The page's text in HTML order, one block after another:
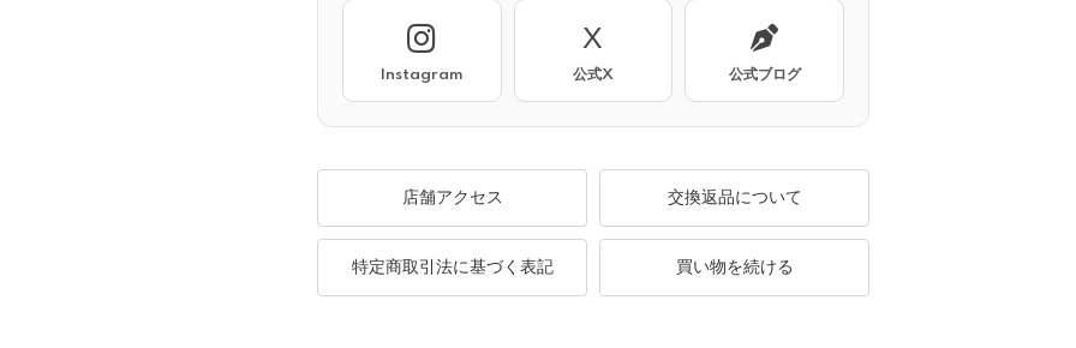
Instagram
X
公式X 公式ブログ
店舗アクセス 交換返品について
特定商取引法に基づく表記 買い物を続ける